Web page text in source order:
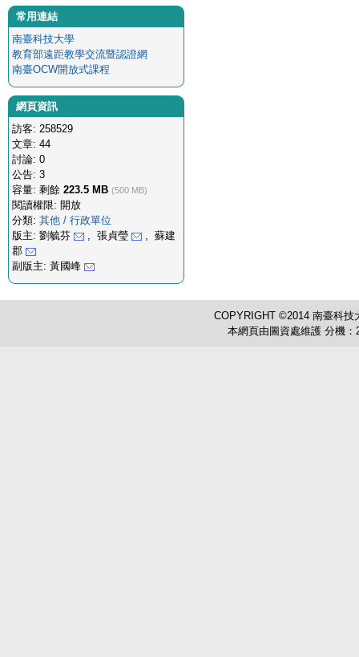
常用連結
南臺科技大學
教育部遠距教學交流暨認證網
南臺OCW開放式課程
網頁資訊
訪客: 258529
文章: 44
討論: 0
公告: 3
容量: 剩餘 223.5 MB (500 MB)
閱讀權限: 開放
分類: 其他 / 行政單位
版主: 劉毓芬
, 張貞瑩
, 蘇建
郡
副版主: 黃國峰
COPYRIGHT ©2014 南臺科
本網頁由圖資處維護 分機